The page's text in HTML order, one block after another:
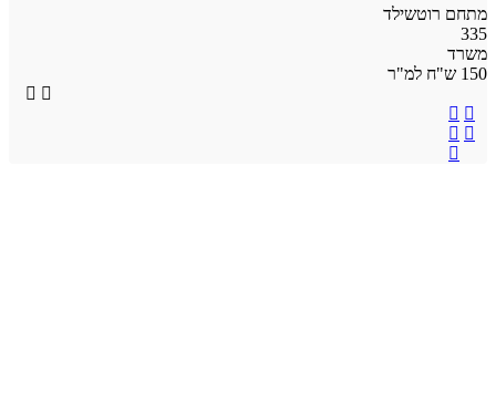
מתחם רוטשילד
335
משרד
150 ש"ח למ"ר